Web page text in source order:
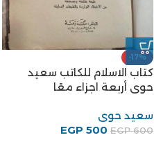
-17%
كتاب الاسلام للكاتب سعيد
حوى أربعة اجزاء معًا
سعيد حوى
EGP600
EGP 500